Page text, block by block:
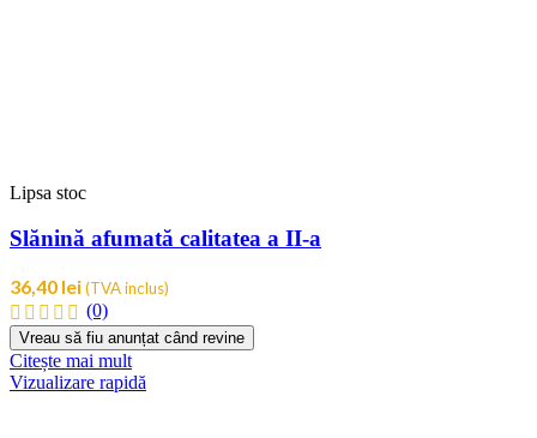
Lipsa stoc
Slănină afumată calitatea a II-a
36,40 lei(TVA inclus)
(0)
Citește mai mult
Vizualizare rapidă